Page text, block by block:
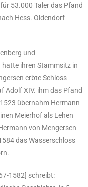
53.000 Taler das Pfand
Hess. Oldendorf
und
hatte ihren Stammsitz in
erbte Schloss
Adolf XIV. ihm das Pfand
übernahm Hermann
Meierhof als Lehen
von Mengersen
das Wasserschloss
1582] schreibt: